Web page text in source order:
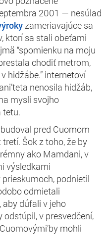
2001 — nesúlad
zameriavajúce sa
ktorí sa stali obeťami
“spomienku na moju
chodiť metrom,
hidžábe.” internetoví
nenosila hidžáb,
mysli svojho
tetu.
pred Cuomom
Šok z toho, že by
ako Mamdani, v
výsledkami
podnietil
odmietali
, aby dúfali v jeho
v presvedčení,
mohli